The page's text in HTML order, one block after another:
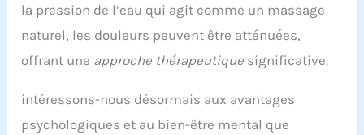
la pression de l’eau qui agit comme un massage
naturel, les douleurs peuvent être atténuées,
offrant une approche thérapeutique significative.
intéressons-nous désormais aux avantages
psychologiques et au bien-être mental que